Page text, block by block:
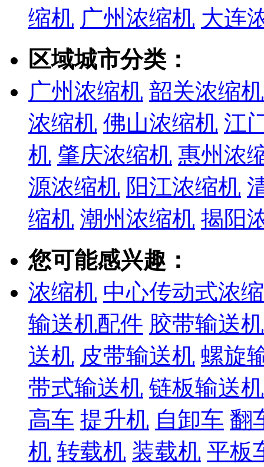
缩机 广州浓缩机 大连
区域城市分类：
广州浓缩机 韶关浓缩机
浓缩机 佛山浓缩机 江
机 肇庆浓缩机 惠州浓
源浓缩机 阳江浓缩机
缩机 潮州浓缩机 揭阳
您可能感兴趣：
浓缩机 中心传动式浓
输送机配件 胶带输送机
送机 皮带输送机 螺旋
带式输送机 链板输送机
高车 提升机 自卸车 翻
机 转载机 装载机 平板